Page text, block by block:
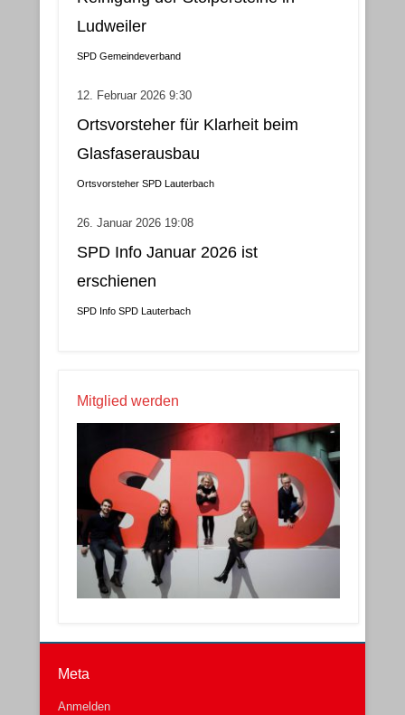
Ludweiler
SPD Gemeindeverband
12. Februar 2026 9:30
Ortsvorsteher für Klarheit beim
Glasfaserausbau
Ortsvorsteher SPD Lauterbach
26. Januar 2026 19:08
SPD Info Januar 2026 ist
erschienen
SPD Info SPD Lauterbach
Mitglied werden
Meta
Anmelden